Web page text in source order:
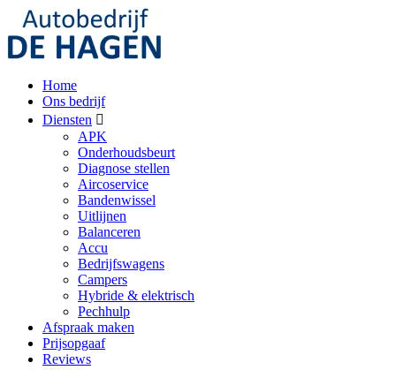
Home
Ons bedrijf
Diensten
APK
Onderhoudsbeurt
Diagnose stellen
Aircoservice
Bandenwissel
Uitlijnen
Balanceren
Accu
Bedrijfswagens
Campers
Hybride & elektrisch
Pechhulp
Afspraak maken
Prijsopgaaf
Reviews